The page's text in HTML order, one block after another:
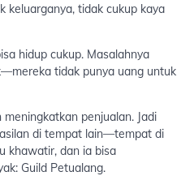
keluarganya, tidak cukup kaya
hidup cukup. Masalahnya
tidak punya uang untuk
penjualan. Jadi
di tempat lain—tempat di
khawatir, dan ia bisa
Guild Petualang.